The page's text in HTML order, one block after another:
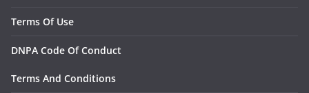
Terms Of Use
DNPA Code Of Conduct
Terms And Conditions